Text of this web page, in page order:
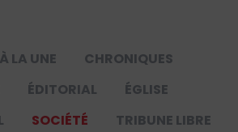
À LA UNE
CHRONIQUES
ÉDITORIAL
ÉGLISE
SOCIÉTÉ TRIBUNE LIBRE